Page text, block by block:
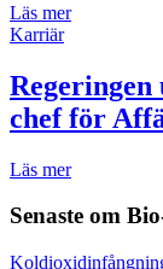
Läs mer
Karriär
chef för
Läs mer
Senaste om